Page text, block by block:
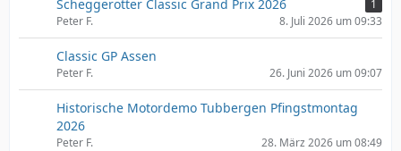
Scheggerotter Classic Grand Prix 2026
1
Peter F.
8. Juli 2026 um 09:33
Classic GP Assen
Peter F. 26. Juni 2026 um 09:07
Historische Motordemo Tubbergen Pfingstmontag
2026
Peter F. 28. März 2026 um 08:49